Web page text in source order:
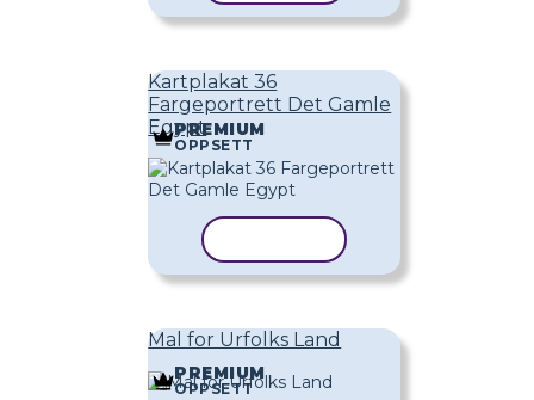
Kartplakat 36
Fargeportrett Det Gamle
Egypt
PREMIUM
OPPSETT
Mal for Urfolks Land
PREMIUM
OPPSETT